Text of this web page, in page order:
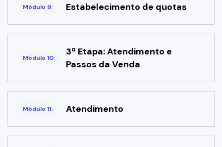
Módulo 9: Estabelecimento de quotas
Módulo 10:
3ª Etapa: Atendimento e
Passos da Venda
Módulo 11: Atendimento